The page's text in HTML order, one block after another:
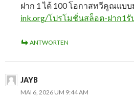
ฝาก 1 ได้ 100 โอกาสทวีคูณแบ
ink.org/โปรโมชั่นสล็อต-ฝาก1รั
ANTWORTEN
JAYB
MAI 6, 2026 UM 9:44 AM